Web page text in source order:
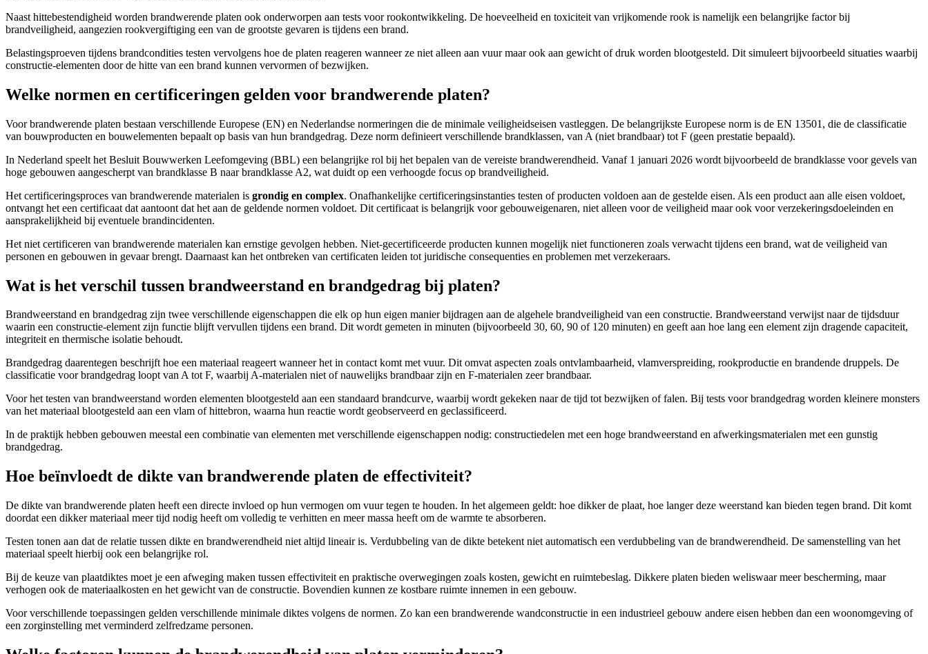
Naast hittebestendigheid worden brandwerende platen ook onderworpen aan tests voor rookontwikkeling. De hoeveelheid en toxiciteit van vrijkomende rook is namelijk een belangrijke factor bij
brandveiligheid, aangezien rookvergiftiging een van de grootste gevaren is tijdens een brand.
Belastingsproeven tijdens brandcondities testen vervolgens hoe de platen reageren wanneer ze niet alleen aan vuur maar ook aan gewicht of druk worden blootgesteld. Dit simuleert bijvoorbeeld situaties waarbij
constructie-elementen door de hitte van een brand kunnen vervormen of bezwijken.
Welke normen en certificeringen gelden voor brandwerende platen?
Voor brandwerende platen bestaan verschillende Europese (EN) en Nederlandse normeringen die de minimale veiligheidseisen vastleggen. De belangrijkste Europese norm is de EN 13501, die de classificatie
van bouwproducten en bouwelementen bepaalt op basis van hun brandgedrag. Deze norm definieert verschillende brandklassen, van A (niet brandbaar) tot F (geen prestatie bepaald).
In Nederland speelt het Besluit Bouwwerken Leefomgeving (BBL) een belangrijke rol bij het bepalen van de vereiste brandwerendheid. Vanaf 1 januari 2026 wordt bijvoorbeeld de brandklasse voor gevels van
hoge gebouwen aangescherpt van brandklasse B naar brandklasse A2, wat duidt op een verhoogde focus op brandveiligheid.
Het certificeringsproces van brandwerende materialen is grondig en complex. Onafhankelijke certificeringsinstanties testen of producten voldoen aan de gestelde eisen. Als een product aan alle eisen voldoet,
ontvangt het een certificaat dat aantoont dat het aan de geldende normen voldoet. Dit certificaat is belangrijk voor gebouweigenaren, niet alleen voor de veiligheid maar ook voor verzekeringsdoeleinden en
aansprakelijkheid bij eventuele brandincidenten.
Het niet certificeren van brandwerende materialen kan ernstige gevolgen hebben. Niet-gecertificeerde producten kunnen mogelijk niet functioneren zoals verwacht tijdens een brand, wat de veiligheid van
personen en gebouwen in gevaar brengt. Daarnaast kan het ontbreken van certificaten leiden tot juridische consequenties en problemen met verzekeraars.
Wat is het verschil tussen brandweerstand en brandgedrag bij platen?
Brandweerstand en brandgedrag zijn twee verschillende eigenschappen die elk op hun eigen manier bijdragen aan de algehele brandveiligheid van een constructie. Brandweerstand verwijst naar de tijdsduur
waarin een constructie-element zijn functie blijft vervullen tijdens een brand. Dit wordt gemeten in minuten (bijvoorbeeld 30, 60, 90 of 120 minuten) en geeft aan hoe lang een element zijn dragende capaciteit,
integriteit en thermische isolatie behoudt.
Brandgedrag daarentegen beschrijft hoe een materiaal reageert wanneer het in contact komt met vuur. Dit omvat aspecten zoals ontvlambaarheid, vlamverspreiding, rookproductie en brandende druppels. De
classificatie voor brandgedrag loopt van A tot F, waarbij A-materialen niet of nauwelijks brandbaar zijn en F-materialen zeer brandbaar.
Voor het testen van brandweerstand worden elementen blootgesteld aan een standaard brandcurve, waarbij wordt gekeken naar de tijd tot bezwijken of falen. Bij tests voor brandgedrag worden kleinere monsters
van het materiaal blootgesteld aan een vlam of hittebron, waarna hun reactie wordt geobserveerd en geclassificeerd.
In de praktijk hebben gebouwen meestal een combinatie van elementen met verschillende eigenschappen nodig: constructiedelen met een hoge brandweerstand en afwerkingsmaterialen met een gunstig
brandgedrag.
Hoe beïnvloedt de dikte van brandwerende platen de effectiviteit?
De dikte van brandwerende platen heeft een directe invloed op hun vermogen om vuur tegen te houden. In het algemeen geldt: hoe dikker de plaat, hoe langer deze weerstand kan bieden tegen brand. Dit komt
doordat een dikker materiaal meer tijd nodig heeft om volledig te verhitten en meer massa heeft om de warmte te absorberen.
Testen tonen aan dat de relatie tussen dikte en brandwerendheid niet altijd lineair is. Verdubbeling van de dikte betekent niet automatisch een verdubbeling van de brandwerendheid. De samenstelling van het
materiaal speelt hierbij ook een belangrijke rol.
Bij de keuze van plaatdiktes moet je een afweging maken tussen effectiviteit en praktische overwegingen zoals kosten, gewicht en ruimtebeslag. Dikkere platen bieden weliswaar meer bescherming, maar
verhogen ook de materiaalkosten en het gewicht van de constructie. Bovendien kunnen ze kostbare ruimte innemen in een gebouw.
Voor verschillende toepassingen gelden verschillende minimale diktes volgens de normen. Zo kan een brandwerende wandconstructie in een industrieel gebouw andere eisen hebben dan een woonomgeving of
een zorginstelling met verminderd zelfredzame personen.